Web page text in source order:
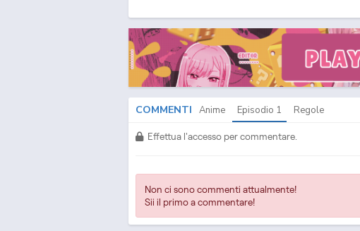
ITA JoJo no Kimyou na Bouken: Ougon no Kaze SUB ITA - JoJo no
no Kaze Streaming SUB ITA - JoJo no Kimyou na Bouken: Ougon no
Streaming ITA - JoJo no Kimyou na Bouken: Ougon no Kaze
Download SUB ITA - JoJo no Kimyou na Bouken: Ougon no Kaze
Fansub ITA - JoJo no Kimyou na Bouken: Ougon no Kaze Fansub
SUB ITA - JoJo no Kimyou na Bouken: Ougon no Kaze Download
na Bouken: Ougon no Kaze Streaming Episodio 1SUB ITA - JoJo no
Kimyou na Bouken: Ougon no Kaze Download Episodio
COMMENTI Anime Episodio 1 Regole
Effettua l'accesso per commentare.
Non ci sono commenti attualmente!
Sii il primo a commentare!